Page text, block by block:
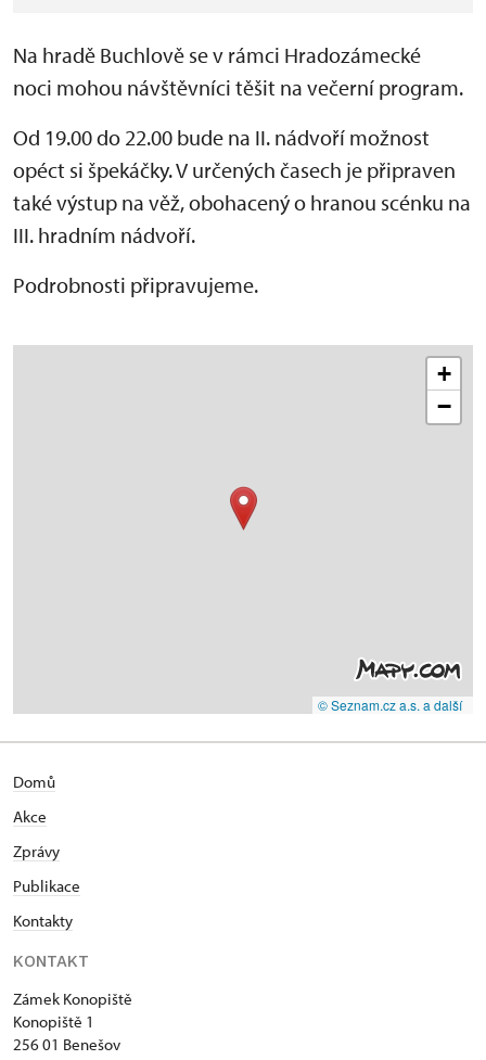
Na hradě Buchlově se v rámci Hradozámecké
noci mohou návštěvníci těšit na večerní program.
Od 19.00 do 22.00 bude na II. nádvoří možnost
opéct si špekáčky. V určených časech je připraven
také výstup na věž, obohacený o hranou scénku na
III. hradním nádvoří.
Podrobnosti připravujeme.
+
−
© Seznam.cz a.s. a další
Domů
Akce
Zprávy
Publikace
Kontakty
KONTAKT
Zámek Konopiště
Konopiště 1
256 01 Benešov